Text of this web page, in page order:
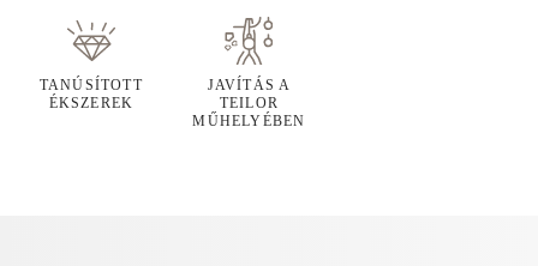
TANÚSÍTOTT
ÉKSZEREK
JAVÍTÁS A
TEILOR
MŰHELYÉBEN